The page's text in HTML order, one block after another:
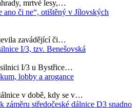
mrtvé lesy,…
ano či ne“, otištěný v Jílovských
zavádějící či…
I/3, tzv. Benešovská
silnici I/3 u Bystřice…
lobby a arogance
v době, kdy se v…
záměru středočeské dálnice D3 snadno